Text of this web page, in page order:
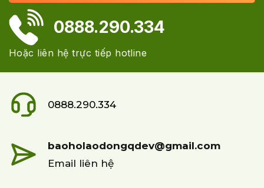
0888.290.334
Hoặc liên hệ trực tiếp hotline
0888.290.334
baoholaodongqdev@gmail.com
Email liên hệ